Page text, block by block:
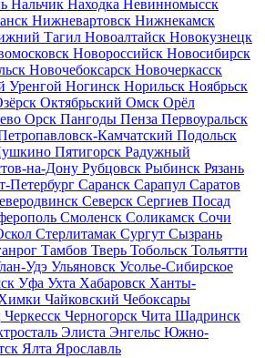
Нальчик Находка Невинномысск
Нижневартовск Нижнекамск
Тагил Новоалтайск Новокузнецк
Новороссийск Новосибирск
Новочебоксарск Новочеркасск
Уренгой Ногинск Норильск Ноябрьск
Октябрьский Омск Орёл
Орск Пангоды Пенза Первоуральск
Камчатский Подольск
Пятигорск Радужный
на-Дону Рубцовск Рыбинск Рязань
Петербург Саранск Сарапул Саратов
Северск Сергиев Посад
Смоленск Соликамск Сочи
Стерлитамак Сургут Сызрань
Тамбов Тверь Тобольск Тольятти
Удэ Ульяновск Усолье-Сибирское
Уфа Ухта Хабаровск Ханты-
Чайковский Чебоксары
Черкесск Черногорск Чита Шадринск
Элиста Энгельс Южно-
Ялта Ярославль